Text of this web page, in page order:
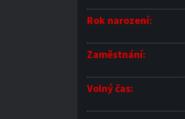
Rok narození:
Zaměstnání:
Volný čas: